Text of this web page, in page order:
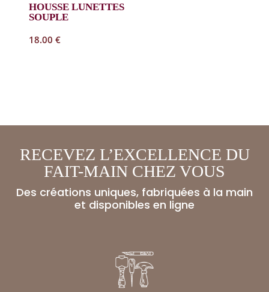
HOUSSE LUNETTES
SOUPLE
18.00 €
RECEVEZ L’EXCELLENCE DU
FAIT-MAIN CHEZ VOUS
Des créations uniques, fabriquées à la main
et disponibles en ligne